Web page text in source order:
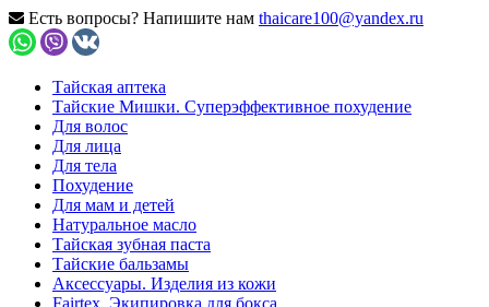
Есть вопросы? Напишите нам thaicare100@yandex.ru
Тайская аптека
Тайские Мишки. Суперэффективное похудение
Для волос
Для лица
Для тела
Похудение
Для мам и детей
Натуральное масло
Тайская зубная паста
Тайские бальзамы
Аксессуары. Изделия из кожи
Fairtex. Экипировка для бокса